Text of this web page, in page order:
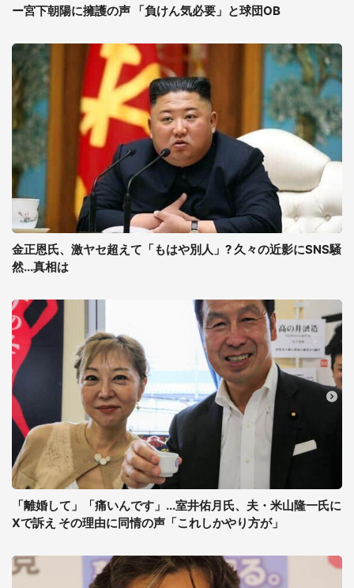
ー宮下朝陽に擁護の声 「負けん気必要」と球団OB
金正恩氏、激ヤセ超えて「もはや別人」? 久々の近影にSNS騒
然...真相は
「離婚して」「痛いんです」...室井佑月氏、夫・米山隆一氏に
Xで訴え その理由に同情の声「これしかやり方が」